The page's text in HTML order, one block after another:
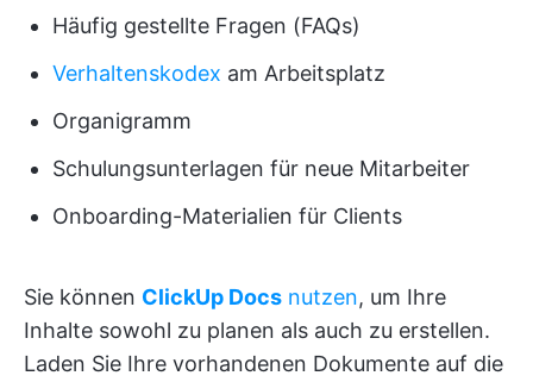
Häufig gestellte Fragen (FAQs)
Verhaltenskodex am Arbeitsplatz
Organigramm
Schulungsunterlagen für neue Mitarbeiter
Onboarding-Materialien für Clients
Sie können ClickUp Docs nutzen, um Ihre
Inhalte sowohl zu planen als auch zu erstellen.
Laden Sie Ihre vorhandenen Dokumente auf die